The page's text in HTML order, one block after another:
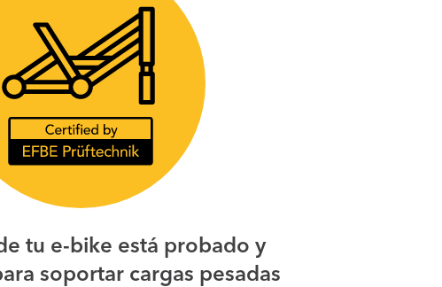
tu e-bike está probado y
soportar cargas pesadas